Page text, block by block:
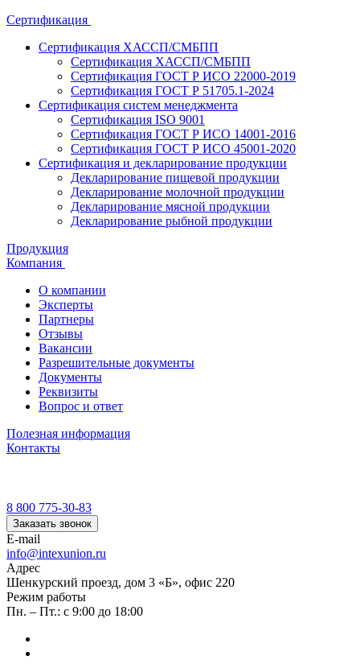
Сертификация
Сертификация ХАССП/СМБПП
Сертификация ХАССП/СМБПП
Сертификация ГОСТ Р ИСО 22000-2019
Сертификация ГОСТ Р 51705.1-2024
Сертификация систем менеджмента
Сертификация ISO 9001
Сертификация ГОСТ Р ИСО 14001-2016
Сертификация ГОСТ Р ИСО 45001-2020
Сертификация и декларирование продукции
Декларирование пищевой продукции
Декларирование молочной продукции
Декларирование мясной продукции
Декларирование рыбной продукции
Продукция
Компания
О компании
Эксперты
Партнеры
Отзывы
Вакансии
Разрешительные документы
Документы
Реквизиты
Вопрос и ответ
Полезная информация
Контакты
8 800 775-30-83
Заказать звонок
E-mail
info@intexunion.ru
Адрес
Шенкурский проезд, дом 3 «Б», офис 220
Режим работы
Пн. – Пт.: с 9:00 до 18:00